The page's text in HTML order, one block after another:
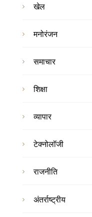
खेल
मनोरंजन
समाचार
शिक्षा
व्यापार
टेक्नोलॉजी
राजनीति
अंतर्राष्ट्रीय